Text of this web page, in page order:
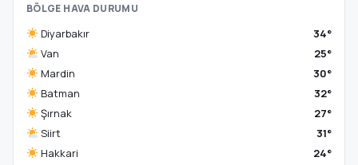
BÖLGE HAVA DURUMU
Diyarbakır
34°
Van
25°
Mardin
30°
Batman
32°
Şırnak
27°
Siirt
31°
Hakkari
24°